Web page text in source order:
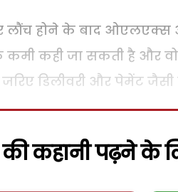
होने के बाद ओएलएक्स
कमी कही जा सकती है और
डिलीवरी और पेमेंट जैसी
कहानी पढ़ने के